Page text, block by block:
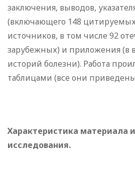
заключения, выводов,
(включающего 148 цитируемых
источников, в том числе 92
зарубежных) и приложения (в
историй болезни). Работа
таблицами (все они
Характеристика материала
исследования.